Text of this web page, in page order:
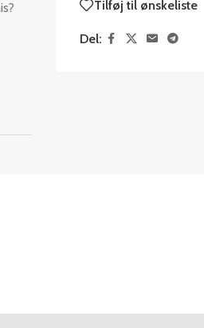
Tilføj til ønskeliste
Del: